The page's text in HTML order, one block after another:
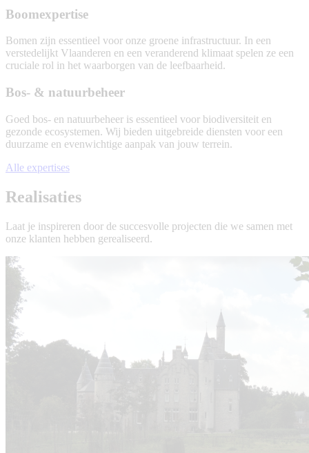
Ecologische
Boomexpertise
Bomen zijn essentieel voor onze groene infrastructuur. In een
verstedelijkt Vlaanderen en een veranderend klimaat spelen ze een
cruciale rol in het waarborgen van de leefbaarheid.
Boomexpertise
Bos- & natuurbeheer
Goed bos- en natuurbeheer is essentieel voor biodiversiteit en
gezonde ecosystemen. Wij bieden uitgebreide diensten voor een
duurzame en evenwichtige aanpak van jouw terrein.
Bos-
natuurbeheer
Alle expertises
Realisaties
Laat je inspireren door de succesvolle projecten die we samen met
onze klanten hebben gerealiseerd.